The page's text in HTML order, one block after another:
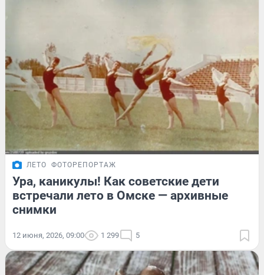
ЛЕТО ФОТОРЕПОРТАЖ
Ура, каникулы! Как советские дети
встречали лето в Омске — архивные
снимки
12 июня, 2026, 09:00 1 299 5